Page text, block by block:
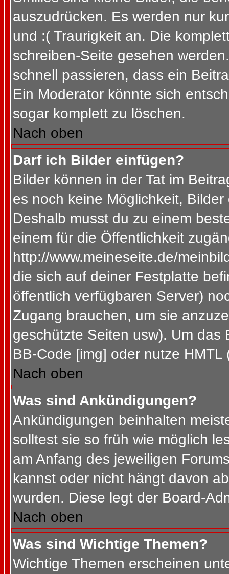
auszudrücken. Es werden nur
und :( Traurigkeit an. Die
schreiben-Seite gesehen
schnell passieren, dass ein
Ein Moderator könnte sich
sogar komplett zu löschen.
Nach oben
Darf ich Bilder einfügen?
Bilder können in der Tat im
es noch keine Möglichkeit,
Deshalb musst du zu einem
einem für die Öffentlichkeit
http://www.meineseite.de/
die sich auf deiner Festplatte
öffentlich verfügbaren Server)
Zugang brauchen, um sie
geschützte Seiten usw). Um
BB-Code [img] oder nutze HMTL
Nach oben
Was sind Ankündigungen?
Ankündigungen beinhalten
solltest sie so früh wie möglich
am Anfang des jeweiligen
kannst oder nicht hängt davon
wurden. Diese legt der Board-
Nach oben
Was sind Wichtige Themen?
Wichtige Themen erscheinen